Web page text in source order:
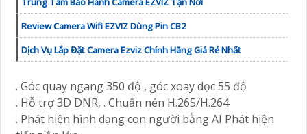
Review Camera Wifi EZVIZ Dùng Pin CB2
Dịch Vụ Lắp Đặt Camera Ezviz Chính Hãng Giá Rẻ Nhất
. Góc quay ngang 350 độ , góc xoay dọc 55 độ
. Hỗ trợ 3D DNR, . Chuấn nén H.265/H.264
. Phát hiện hình dạng con người bằng AI Phát hiện